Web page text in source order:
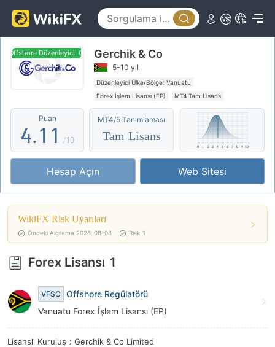
Offshore Düzenleyici Offshore Düzenleyici
Gerchik & Co
5-10 yıl
Düzenleyici Ülke/Bölge: Vanuatu
Forex İşlem Lisansı (EP)
MT4 Tam Lisans
Bölgesel Brokerler
Orta düzeyde potansiyel risk
Offshore Düzenleyici
Puan
0
1
3
4
5
6
7
8
9
.
0
1
2
3
4
5
6
7
8
9
0
1
2
3
4
5
6
7
8
9
/10
MT4/5 Tanımlaması
Tam Lisans
Hesap Açın Web Sitesi
WikiFX Risk Uyarıları
Önceki Algılama 2026-08-08 Risk 1
Forex Lisansı 1
VFSC
Offshore Regülatörü
Vanuatu Forex İşlem Lisansı (EP)
Lisanslı Kuruluş：Gerchik & Co Limited